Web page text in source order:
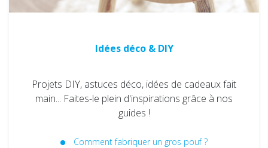
Idées déco & DIY
Projets DIY, astuces déco, idées de cadeaux fait
main... Faites-le plein d'inspirations grâce à nos
guides !
Comment fabriquer un gros pouf ?